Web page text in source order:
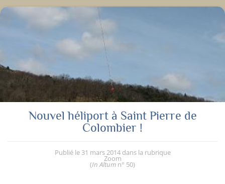
Nouvel héliport à Saint Pierre de
Colombier !
Publié le 31 mars 2014 dans la rubrique
Zoom
(In Altum n° 50)